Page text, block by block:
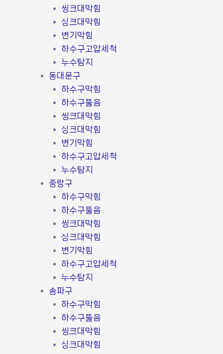
씽크대막힘
싱크대막힘
변기막힘
하수구고압세척
누수탐지
동대문구
하수구막힘
하수구뚫음
씽크대막힘
싱크대막힘
변기막힘
하수구고압세척
누수탐지
중랑구
하수구막힘
하수구뚫음
씽크대막힘
싱크대막힘
변기막힘
하수구고압세척
누수탐지
송파구
하수구막힘
하수구뚫음
씽크대막힘
싱크대막힘